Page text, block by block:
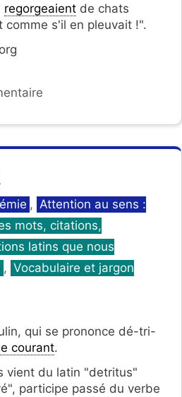
regorgeaient de chats
comme s'il en pleuvait !".
, Attention au sens :
mots, citations,
latins que nous
, Vocabulaire et jargon
qui se prononce dé-tri-
courant.
vient du latin "detritus"
participe passé du verbe